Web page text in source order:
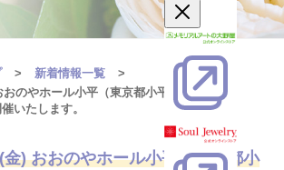
新着情報一覧
おのやホール小平（東京都小平市）にて人
いたします。
) おおのやホール小平（東京都小